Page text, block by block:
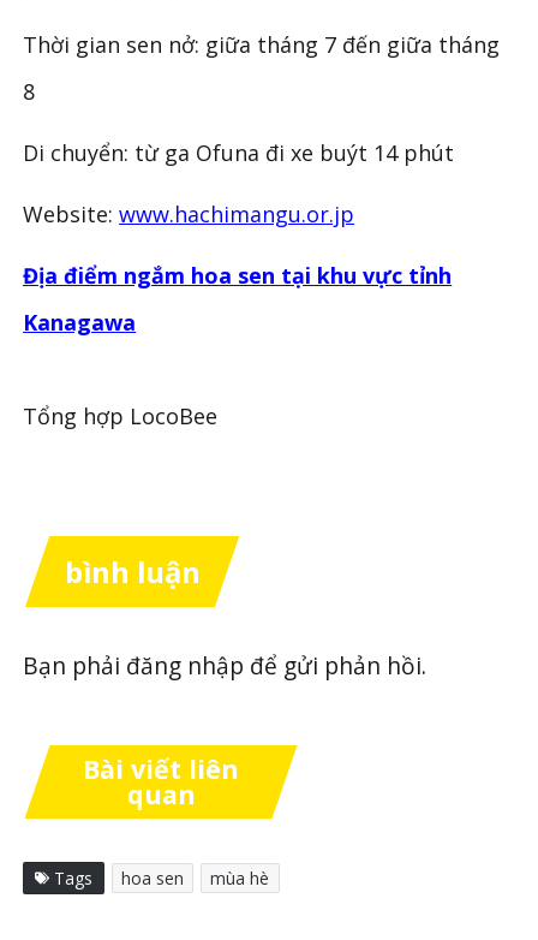
Thời gian sen nở: giữa tháng 7 đến giữa tháng
8
Di chuyển: từ ga Ofuna đi xe buýt 14 phút
Website:www.hachimangu.or.jp
Địa điểm ngắm hoa sen tại khu vực tỉnh
Kanagawa
Tổng hợp LocoBee
bình luận
Bạn phải đăng nhập để gửi phản hồi.
Bài viết liên
quan
Tags hoa sen mùa hè